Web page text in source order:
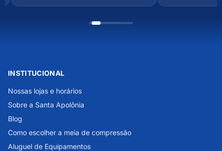
INSTITUCIONAL
Nossas lojas e horários
Sobre a Santa Apolônia
Blog
Como escolher a meia de compressão
Aluguel de Equipamentos